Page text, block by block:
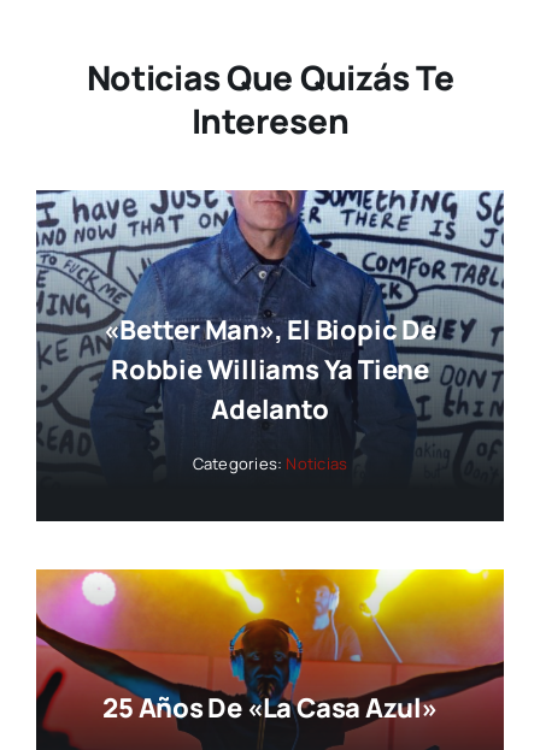
Noticias Que Quizás Te
Interesen
«Better Man», El Biopic De
Robbie Williams Ya Tiene
Adelanto
Categories: Noticias
25 Años De «La Casa Azul»